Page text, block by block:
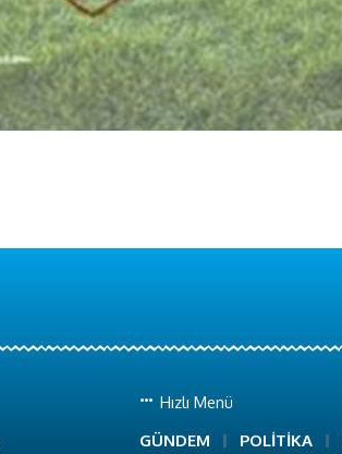
Hızlı Menü
GÜNDEM POLİTİKA